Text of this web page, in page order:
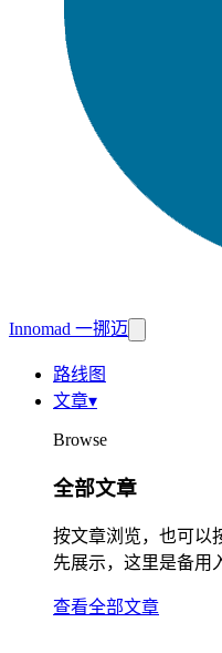
Innomad 一挪迈
路线图
文章▾
Browse
全部文章
按文章浏览，也可以
先展示，这里是备用
查看全部文章